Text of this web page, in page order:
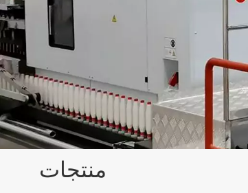
منتجات